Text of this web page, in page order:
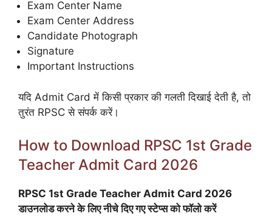
Exam Center Name
Exam Center Address
Candidate Photograph
Signature
Important Instructions
यदि Admit Card में किसी प्रकार की गलती दिखाई देती है, तो
तुरंत RPSC से संपर्क करें।
How to Download RPSC 1st Grade
Teacher Admit Card 2026
RPSC 1st Grade Teacher Admit Card 2026
डाउनलोड करने के लिए नीचे दिए गए स्टेप्स को फॉलो करें